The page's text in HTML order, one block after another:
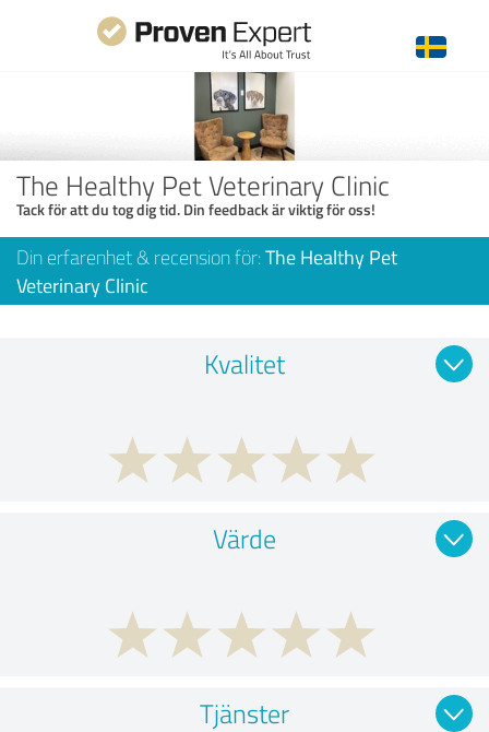
The Healthy Pet Veterinary Clinic
Tack för att du tog dig tid. Din feedback är viktig för oss!
Din erfarenhet & recension för: The Healthy Pet
Veterinary Clinic
Kvalitet
Värde
Tjänster